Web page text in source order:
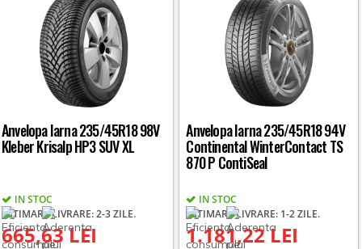
Anvelopa Iarna 235/45R18 98V
Kleber Krisalp HP3 SUV XL
IN STOC
ESTIMARE LIVRARE: 2-3 ZILE.
665,63 LEI
Anvelopa Iarna 235/45R18 94V
Continental WinterContact TS
870 P ContiSeal
IN STOC
ESTIMARE LIVRARE: 1-2 ZILE.
1.181,22 LEI